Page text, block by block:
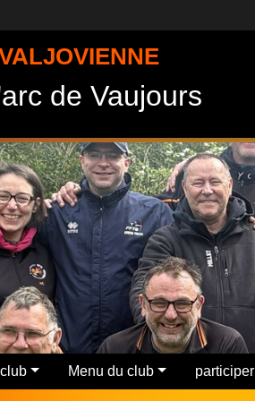
de Vaujours
Menu du club participer